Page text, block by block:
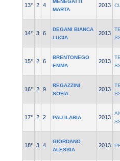
13° 2 4
MENEGATTI
MARTA
2013
14° 3 6
DEGANI BIANCA
LUCIA
2013
15° 2 6
BRENTONEGO
EMMA
2013
16° 2 9
REGAZZINI
SOFIA
2013
17° 2 2 PAU ILARIA 2013
18° 3 4
GIORDANO
ALESSIA
2013